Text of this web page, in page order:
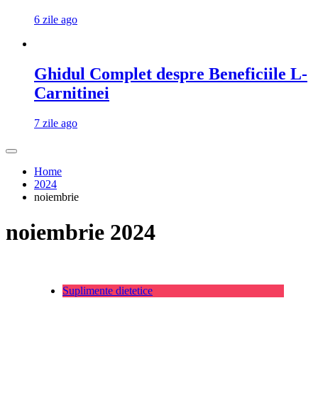
6 zile ago
Ghidul Complet despre Beneficiile L-
Carnitinei
7 zile ago
Home
2024
noiembrie
noiembrie 2024
Suplimente dietetice